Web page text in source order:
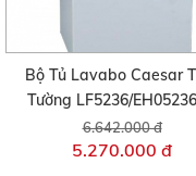
Bộ Tủ Lavabo Caesar
Tường LF5236/
6.642.000 đ
5.270.000 đ